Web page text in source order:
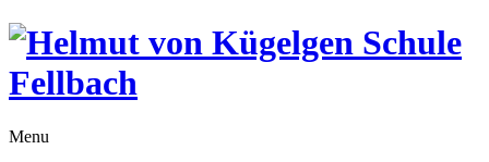
Menu